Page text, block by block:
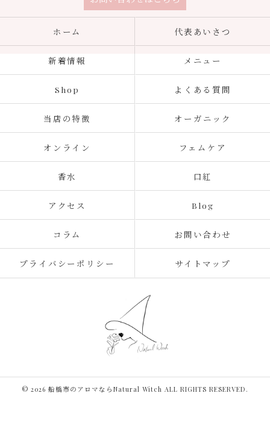
ホーム 代表あいさつ
新着情報 メニュー
Shop よくある質問
当店の特徴 オーガニック
オンライン フェムケア
香水 口紅
アクセス Blog
コラム お問い合わせ
プライバシーポリシー サイトマップ
© 2026 船橋市のアロマならNatural Witch ALL RIGHTS RESERVED.